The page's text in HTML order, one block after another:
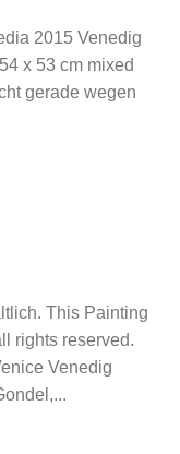
2015 Venedig
x 53 cm mixed
gerade wegen
This Painting
rights reserved.
Venedig